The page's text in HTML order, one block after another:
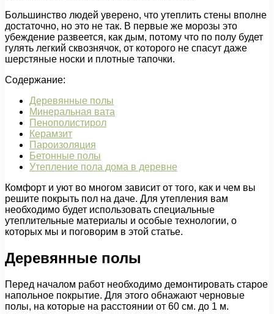
Большинство людей уверено, что утеплить стены вполне
достаточно, но это не так. В первые же морозы это
убеждение развеется, как дым, потому что по полу будет
гулять легкий сквознячок, от которого не спасут даже
шерстяные носки и плотные тапочки.
Содержание:
Деревянные полы
Минеральная вата
Пенополистирол
Керамзит
Пароизоляция
Бетонные полы
Утепление пола дома в деревне
Комфорт и уют во многом зависит от того, как и чем вы
решите покрыть пол на даче. Для утепления вам
необходимо будет использовать специальные
утеплительные материалы и особые технологии, о
которых мы и поговорим в этой статье.
Деревянные полы
Перед началом работ необходимо демонтировать старое
напольное покрытие. Для этого обнажают черновые
полы, на которые на расстоянии от 60 см. до 1 м.